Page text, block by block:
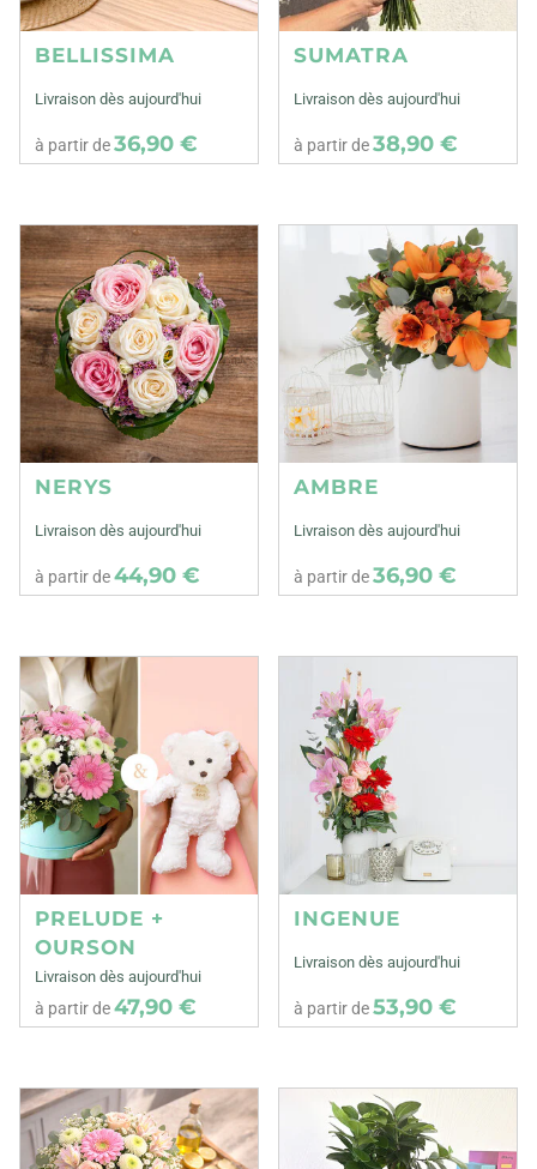
BELLISSIMA
Livraison dès aujourd'hui
à partir de36,90 €
SUMATRA
Livraison dès aujourd'hui
à partir de38,90 €
NERYS
Livraison dès aujourd'hui
à partir de44,90 €
AMBRE
Livraison dès aujourd'hui
à partir de36,90 €
PRELUDE +
OURSON
Livraison dès aujourd'hui
à partir de47,90 €
INGENUE
Livraison dès aujourd'hui
à partir de53,90 €